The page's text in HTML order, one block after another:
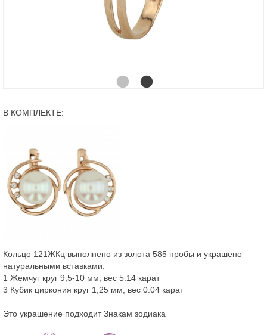
В КОМПЛЕКТЕ:
Кольцо 121ЖКц выполнено из золота 585 пробы и украшено
натуральными вставками:
1 Жемчуг круг 9,5-10 мм, вес 5.14 карат
3 Кубик циркония круг 1,25 мм, вес 0.04 карат
Это украшение подходит Знакам зодиака